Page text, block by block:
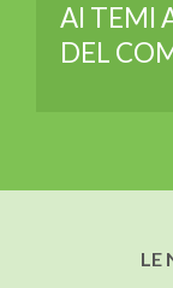
AI TEMI
DEL
LE